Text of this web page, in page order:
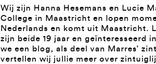
Wij zijn Hanna Hesemans en Lucie
College in Maastricht en lopen
Nederlands en komt uit Maastricht.
zijn beide 19 jaar en geïnteresseerd
we een blog, als deel van Marres’
vertellen wij jullie meer over